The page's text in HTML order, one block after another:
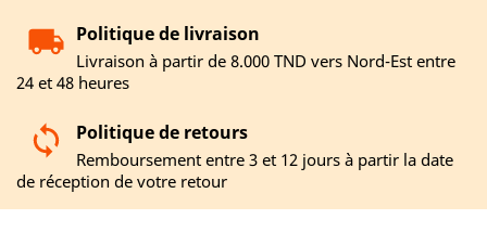
Politique de livraison
Livraison à partir de 8.000 TND vers Nord-Est entre
24 et 48 heures
Politique de retours
Remboursement entre 3 et 12 jours à partir la date
de réception de votre retour